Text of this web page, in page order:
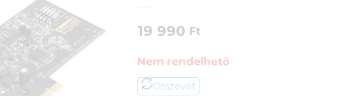
19 990 Ft
Nem rendelhető
Összevet